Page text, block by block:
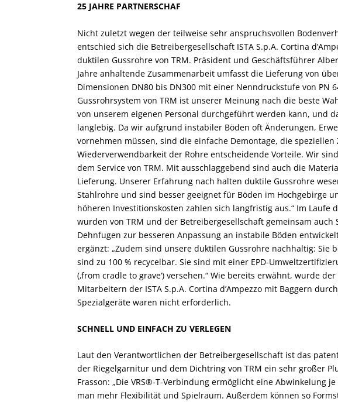
25 JAHRE PARTNERSCHAF
Nicht zuletzt wegen der teilweise sehr anspruchsvollen
entschied sich die Betreibergesellschaft ISTA S.p.A. Cortina
duktilen Gussrohre von TRM. Präsident und Geschäftsführer
Jahre anhaltende Zusammenarbeit umfasst die Lieferung von
Dimensionen DN80 bis DN300 mit einer Nenndruckstufe von PN
Gussrohrsystem von TRM ist unserer Meinung nach die beste
von unserem eigenen Personal durchgeführt werden kann, und
langlebig. Da wir aufgrund instabiler Böden oft Änderungen,
vornehmen müssen, sind die einfache Demontage, die
Wiederverwendbarkeit der Rohre entscheidende Vorteile. Wir
dem Service von TRM. Mit ausschlaggebend sind auch die
Lieferung. Unserer Erfahrung nach halten duktile Gussrohre
Stahlrohre und sind besser geeignet für Böden im Hochgebirge
höheren Investitionskosten zahlen sich langfristig aus.“ Im Laufe
wurden von TRM und der Betreibergesellschaft gemeinsam auch
Dehnfugen zur besseren Anpassung an instabile Böden
ergänzt: „Zudem sind unsere duktilen Gussrohre nachhaltig: Sie
sind zu 100 % recycelbar. Sie sind mit einer EPD-
(‚from cradle to grave‘) versehen.“ Wie bereits erwähnt, wurde
Mitarbeitern der ISTA S.p.A. Cortina d’Ampezzo mit Baggern
Spezialgeräte waren nicht erforderlich.
SCHNELL UND EINFACH ZU VERLEGEN
Laut den Verantwortlichen der Betreibergesellschaft ist das
der Riegelgarnitur und dem Dichtring von TRM ein sehr großer
Frasson: „Die VRS®-T-Verbindung ermöglicht eine Abwinkelung
man mehr Flexibilität und Spielraum. Außerdem können so